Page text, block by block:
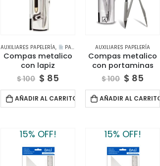
AUXILIARES PAPELERÍA, PAPELERÍA CREATIVA
Compas metalico
con lapiz
$100 $ 85
AÑADIR AL CARRITO
AUXILIARES PAPELERÍA
Compas metalico
con portaminas
$100 $ 85
AÑADIR AL CARRITO
15% OFF! 15% OFF!